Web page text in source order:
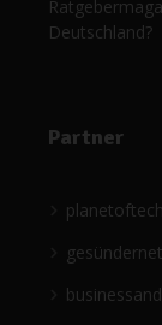
Deutschland?
Partner